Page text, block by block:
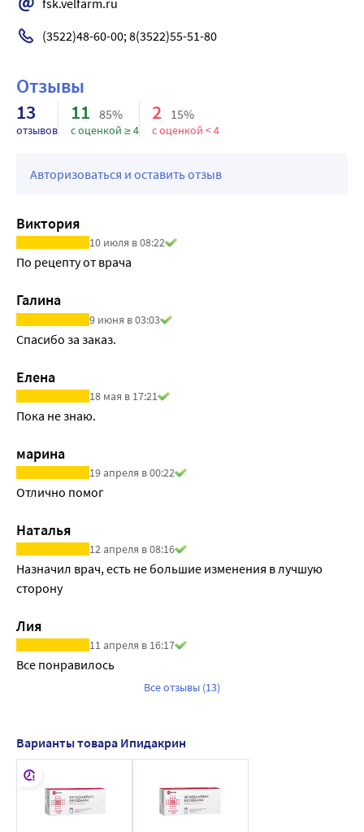
реакциях, Вы помогаете получить больше сведений о
безопасности препарата.
ипидакрина. Ипидакрин может обострять течение
эпилепсии, а также усилить отрицательное
симптомов депрессии. В связи с возможным риском
брадикардии при применении ипидакрина следует
контролировать деятельность сердца.
fsk.velfarm.ru
(3522)48-60-00; 8(3522)55-51-80
Отзывы
13
отзывов
11 85%
с оценкой ≥ 4
2 15%
с оценкой < 4
Авторизоваться и оставить отзыв
Виктория
10 июля в 08:22
По рецепту от врача
Галина
9 июня в 03:03
Спасибо за заказ.
Елена
18 мая в 17:21
Пока не знаю.
марина
19 апреля в 00:22
Отлично помог
Наталья
12 апреля в 08:16
Назначил врач, есть не большие изменения в лучшую
сторону
Лия
11 апреля в 16:17
Все понравилось
Все отзывы (13)
Варианты товара Ипидакрин